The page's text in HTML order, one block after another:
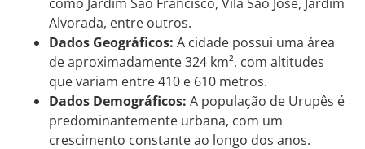
Alvorada, entre outros.
Dados Geográficos: A cidade possui uma área
de aproximadamente 324 km², com altitudes
que variam entre 410 e 610 metros.
Dados Demográficos: A população de Urupês é
predominantemente urbana, com um
crescimento constante ao longo dos anos.